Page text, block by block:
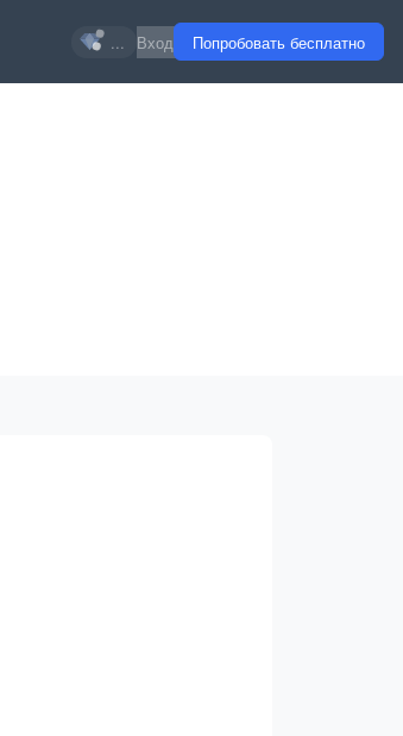
... Вход Попробовать бесплатно